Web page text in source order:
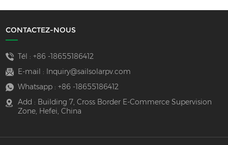
CONTACTEZ-NOUS
Tél : +86 -18655186412
E-mail :
Inquiry@sailsolarpv.com
Whatsapp : +86 -18655186412
Add : Building 7, Cross Border E-Commerce Supervision
Zone, Hefei, China